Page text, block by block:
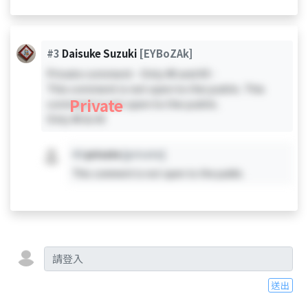
#3 Daisuke Suzuki [EYBoZAk]
Private comment - Only #0 and #3 -
This comment is not open to the public. This
comment is not open to the public.
Private
private [private]
This comment is not open to the public.
送出